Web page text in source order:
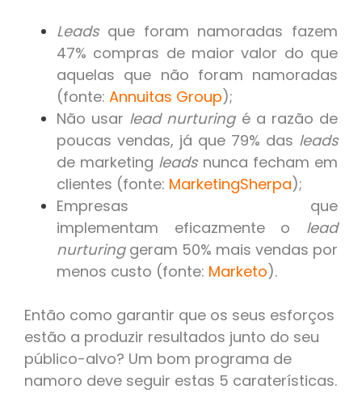
Leadsque foram namoradas fazem
47% compras de maior valor do que
aquelas que não foram namoradas
(fonte: Annuitas Group);
Não usar lead nurturingé a razão de
poucas vendas, já que 79% das leads
de marketing leadsnunca fecham em
clientes (fonte: MarketingSherpa);
Empresas que
implementam eficazmente o lead
nurturinggeram 50% mais vendas por
menos custo (fonte: Marketo).
Então como garantir que os seus esforços
estão a produzir resultados junto do seu
público-alvo? Um bom programa de
namoro deve seguir estas 5 caraterísticas.